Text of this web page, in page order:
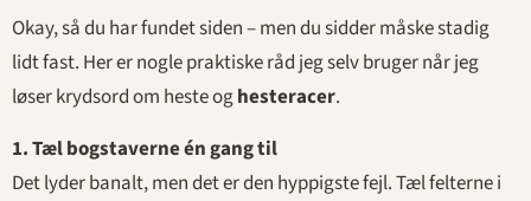
Okay, så du har fundet siden – men du sidder måske stadig
lidt fast. Her er nogle praktiske råd jeg selv bruger når jeg
løser krydsord om heste oghesteracer.
1. Tæl bogstaverne én gang til
Det lyder banalt, men det er den hyppigste fejl. Tæl felterne i